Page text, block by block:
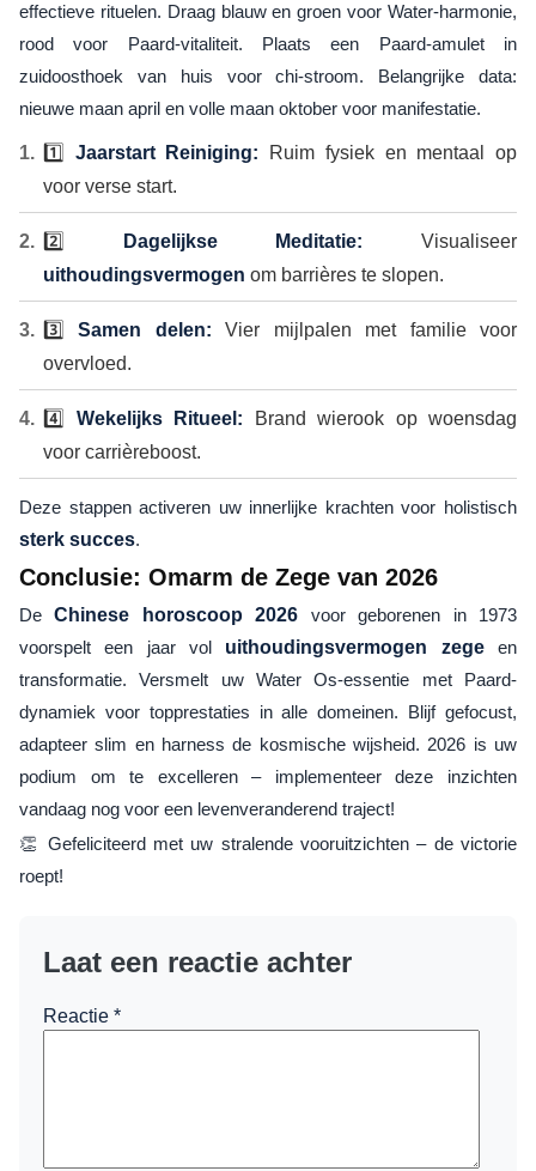
effectieve rituelen. Draag blauw en groen voor Water-harmonie,
rood voor Paard-vitaliteit. Plaats een Paard-amulet in
zuidoosthoek van huis voor chi-stroom. Belangrijke data:
nieuwe maan april en volle maan oktober voor manifestatie.
1️⃣ Jaarstart Reiniging: Ruim fysiek en mentaal op
voor verse start.
2️⃣ Dagelijkse Meditatie: Visualiseer
uithoudingsvermogen om barrières te slopen.
3️⃣Samen delen: Vier mijlpalen met familie voor
overvloed.
4️⃣ Wekelijks Ritueel: Brand wierook op woensdag
voor carrièreboost.
Deze stappen activeren uw innerlijke krachten voor holistisch
sterk succes.
Conclusie: Omarm de Zege van 2026
DeChinese horoscoop 2026 voor geborenen in 1973
voorspelt een jaar vol uithoudingsvermogen zegeen
transformatie. Versmelt uw Water Os-essentie met Paard-
dynamiek voor topprestaties in alle domeinen. Blijf gefocust,
adapteer slim en harness de kosmische wijsheid. 2026 is uw
podium om te excelleren – implementeer deze inzichten
vandaag nog voor een levenveranderend traject!
👏 Gefeliciteerd met uw stralende vooruitzichten – de victorie
roept!
Laat een reactie achter
Reactie *